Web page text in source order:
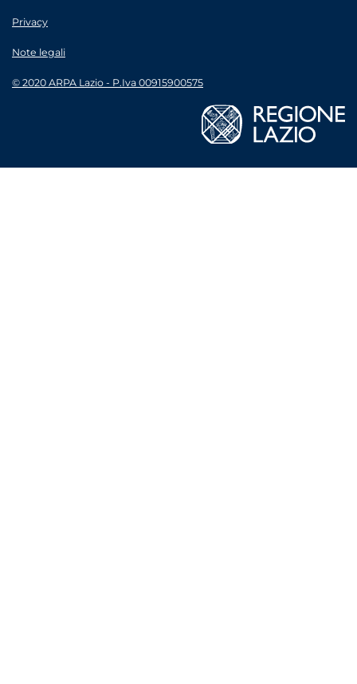
Privacy
Note legali
© 2020 ARPA Lazio - P.Iva 00915900575